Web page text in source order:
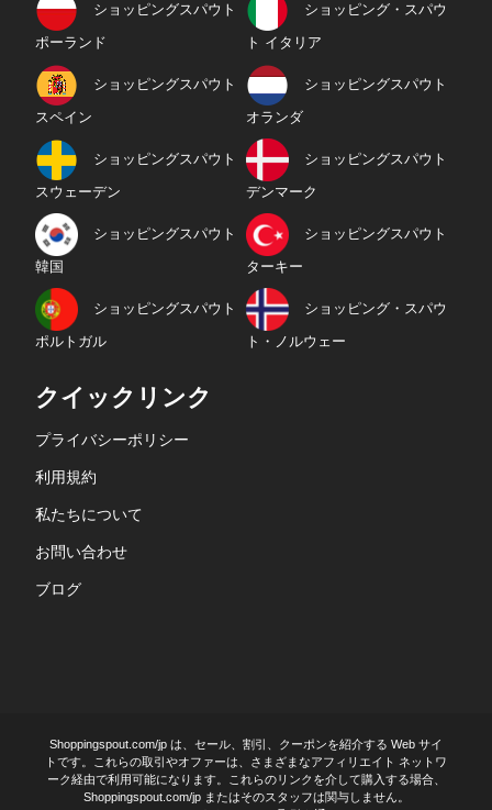
ショッピングスパウト
ポーランド
ショッピング・スパウ
ト イタリア
ショッピングスパウト
スペイン
ショッピングスパウト
オランダ
ショッピングスパウト
スウェーデン
ショッピングスパウト
デンマーク
ショッピングスパウト
韓国
ショッピングスパウト
ターキー
ショッピングスパウト
ポルトガル
ショッピング・スパウ
ト・ノルウェー
クイックリンク
プライバシーポリシー
利用規約
私たちについて
お問い合わせ
ブログ
Shoppingspout.com/jp は、セール、割引、クーポンを紹介する Web サイ
トです。これらの取引やオファーは、さまざまなアフィリエイト ネットワ
ーク経由で利用可能になります。これらのリンクを介して購入する場合、
Shoppingspout.com/jp またはそのスタッフは関与しません。